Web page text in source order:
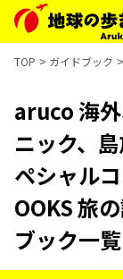
TOP ガイドブック
aruco 海
ニック、
ペシャル
OOKS 旅
ブック一覧